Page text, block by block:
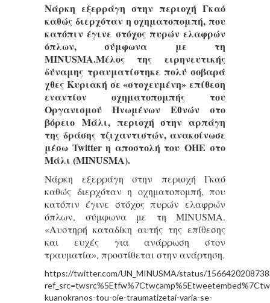
Νάρκη εξερράγη στην περιοχή Γκαό
καθώς διερχόταν η οχηματοπομπή, που
κατόπιν έγινε στόχος πυρών ελαφρών
όπλων, σύμφωνα με τη
MINUSMA.Μέλος της ειρηνευτικής
δύναμης τραυματίστηκε πολύ σοβαρά
χθες Κυριακή σε «στοχευμένη» επίθεση
εναντίον οχηματοπομπής του
Οργανισμού Ηνωμένων Εθνών στο
βόρειο Μάλι, περιοχή στην αρπάγη
της δράσης τζιχαντιστών, ανακοίνωσε
μέσω Twitter η αποστολή του ΟΗΕ στο
Μάλι (MINUSMA).
Νάρκη εξερράγη στην περιοχή Γκαό
καθώς διερχόταν η οχηματοπομπή, που
κατόπιν έγινε στόχος πυρών ελαφρών
όπλων, σύμφωνα με τη MINUSMA.
«Αυστηρή καταδίκη αυτής της επίθεσης
και ευχές για ανάρρωση στον
τραυματία», προστίθεται στην ανάρτηση.
https://twitter.com/UN_MINUSMA/status/
kuanokranos-tou-oie-traumatizetai-varia-se-